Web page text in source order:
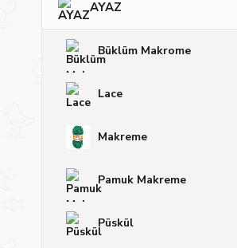
AYAZ
Büklüm Makrome
Lace
Makreme
Pamuk Makreme
Püskül